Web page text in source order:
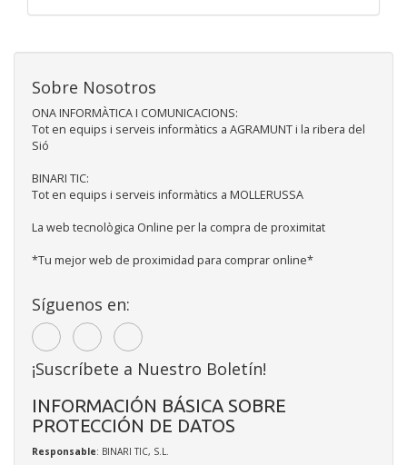
Sobre Nosotros
ONA INFORMÀTICA I COMUNICACIONS:
Tot en equips i serveis informàtics a AGRAMUNT i la ribera del
Sió
BINARI TIC:
Tot en equips i serveis informàtics a MOLLERUSSA
La web tecnològica Online per la compra de proximitat
*Tu mejor web de proximidad para comprar online*
Síguenos en:
¡Suscríbete a Nuestro Boletín!
INFORMACIÓN BÁSICA SOBRE
PROTECCIÓN DE DATOS
Responsable: BINARI TIC, S.L.